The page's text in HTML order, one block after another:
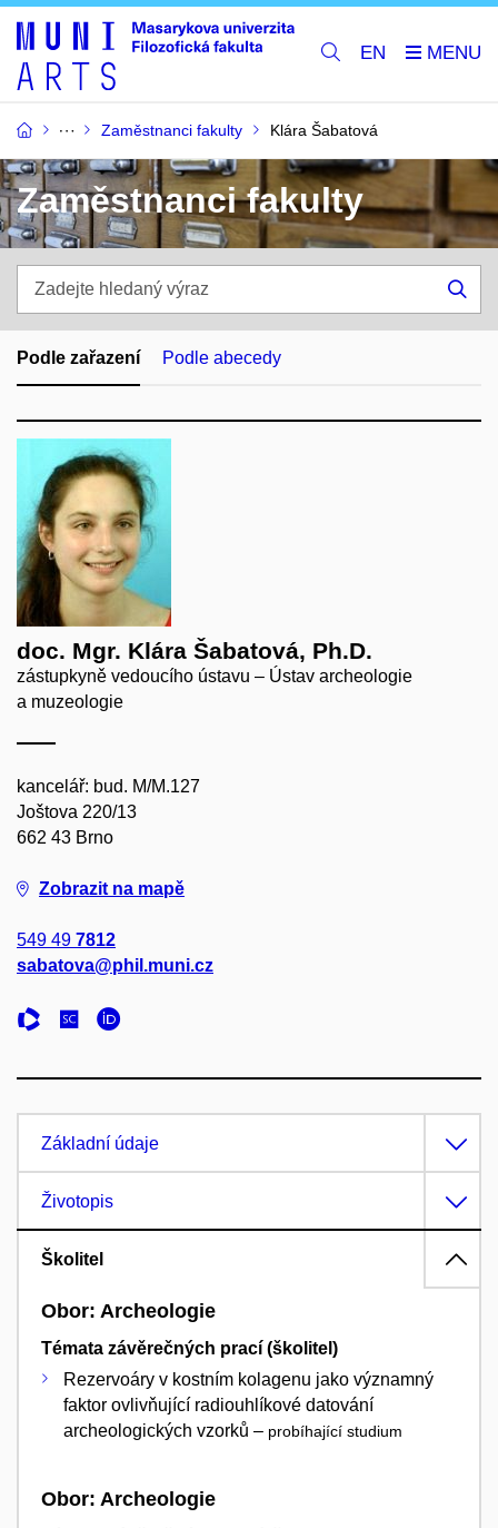
EN
Zaměstnanci fakulty Klára Šabatová
Zaměstnanci fakulty
hledaný
výraz
Podle zařazení Podle abecedy
doc. Mgr. Klára Šabatová, Ph.D.
zástupkyně vedoucího ústavu – Ústav archeologie
a muzeologie
kancelář: bud. M/M.127
Joštova 220/13
662 43 Brno
Zobrazit na mapě
549 49 7812
sabatova@phil.muni.cz
Základní údaje
Životopis
Školitel
Obor: Archeologie
Témata závěrečných prací (školitel)
Rezervoáry v kostním kolagenu jako významný
faktor ovlivňující radiouhlíkové datování
archeologických vzorků – probíhající studium
Obor: Archeologie